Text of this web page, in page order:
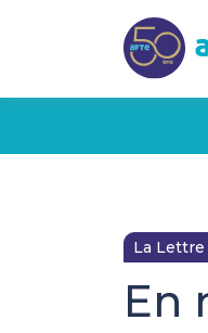
La
En